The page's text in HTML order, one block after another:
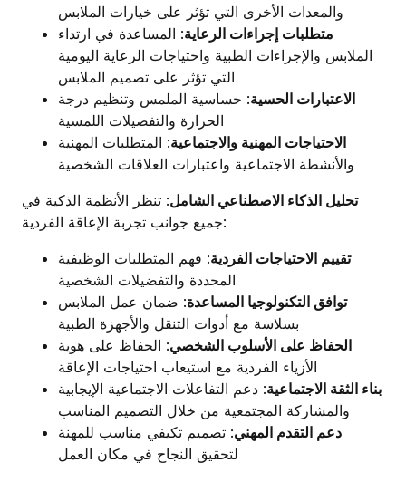
والمعدات الأخرى التي تؤثر على خيارات الملابس
متطلبات إجراءات الرعاية: المساعدة في ارتداء
الملابس والإجراءات الطبية واحتياجات الرعاية اليومية
التي تؤثر على تصميم الملابس
الاعتبارات الحسية: حساسية الملمس وتنظيم درجة
الحرارة والتفضيلات اللمسية
الاحتياجات المهنية والاجتماعية: المتطلبات المهنية
والأنشطة الاجتماعية واعتبارات العلاقات الشخصية
تحليل الذكاء الاصطناعي الشامل: تنظر الأنظمة الذكية في
جميع جوانب تجربة الإعاقة الفردية:
تقييم الاحتياجات الفردية: فهم المتطلبات الوظيفية
المحددة والتفضيلات الشخصية
توافق التكنولوجيا المساعدة: ضمان عمل الملابس
بسلاسة مع أدوات التنقل والأجهزة الطبية
الحفاظ على الأسلوب الشخصي: الحفاظ على هوية
الأزياء الفردية مع استيعاب احتياجات الإعاقة
بناء الثقة الاجتماعية: دعم التفاعلات الاجتماعية الإيجابية
والمشاركة المجتمعية من خلال التصميم المناسب
دعم التقدم المهني: تصميم تكيفي مناسب للمهنة
لتحقيق النجاح في مكان العمل